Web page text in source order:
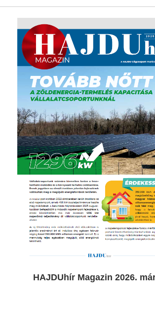
HAJDUhír Magazin 2026.